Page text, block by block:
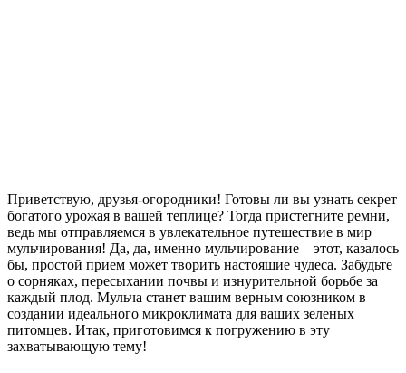
Приветствую, друзья-огородники! Готовы ли вы узнать секрет
богатого урожая в вашей теплице? Тогда пристегните ремни,
ведь мы отправляемся в увлекательное путешествие в мир
мульчирования! Да, да, именно мульчирование – этот, казалось
бы, простой прием может творить настоящие чудеса. Забудьте
о сорняках, пересыхании почвы и изнурительной борьбе за
каждый плод. Мульча станет вашим верным союзником в
создании идеального микроклимата для ваших зеленых
питомцев. Итак, приготовимся к погружению в эту
захватывающую тему!